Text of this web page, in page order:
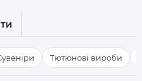
Тютюнові вироби